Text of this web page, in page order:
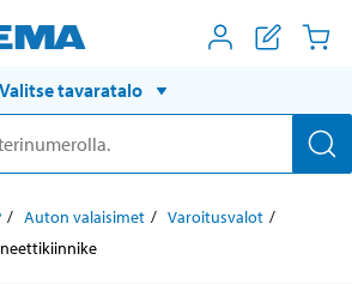
Valitse tavaratalo
Auton valaisimet
Varoitusvalot